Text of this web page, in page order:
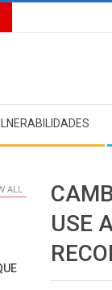
USE
ALL